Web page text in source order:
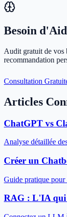
Besoin
Audit gratuit de vos
recommandation
Consultation
Articles
ChatGPT vs
Analyse détaillée
Créer un
Guide pratique
RAG : L'IA qui